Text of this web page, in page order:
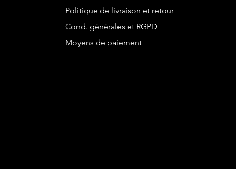
Politique de livraison et retour
Cond. générales et RGPD
Moyens de paiement